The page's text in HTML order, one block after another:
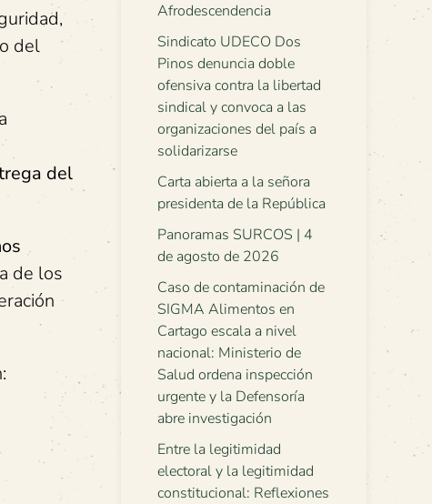
del
del
de los
Afrodescendencia
Sindicato UDECO Dos
Pinos denuncia doble
ofensiva contra la libertad
sindical y convoca a las
organizaciones del país a
solidarizarse
Carta abierta a la señora
presidenta de la República
Panoramas SURCOS | 4
de agosto de 2026
Caso de contaminación de
SIGMA Alimentos en
Cartago escala a nivel
nacional: Ministerio de
Salud ordena inspección
urgente y la Defensoría
abre investigación
Entre la legitimidad
electoral y la legitimidad
constitucional: Reflexiones